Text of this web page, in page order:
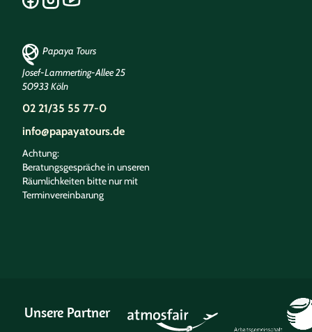
Papaya Tours
Josef-Lammerting-Allee 25
50933 Köln
02 21/35 55 77-0
info@papayatours.de
Achtung:
Beratungsgespräche in unseren
Räumlichkeiten bitte nur mit
Terminvereinbarung
Unsere Partner